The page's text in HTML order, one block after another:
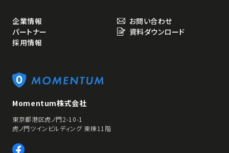
企業情報
パートナー
採用情報
お問い合わせ
資料ダウンロード
Momentum株式会社
東京都港区虎ノ門2-10-1
虎ノ門ツインビルディング 東棟11階